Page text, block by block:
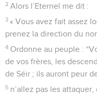
2 Alors l’Eternel me dit :
3 « Vous avez fait assez
prenez la direction du
4 Ordonne au peuple :
de vos frères, les
de Séir ; ils auront peur
5 n’allez pas les